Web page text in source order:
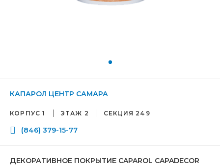
КАПАРОЛ ЦЕНТР САМАРА
КОРПУС 1 ЭТАЖ 2 СЕКЦИЯ 249
(846) 379-15-77
ДЕКОРАТИВНОЕ ПОКРЫТИЕ CAPAROL CAPADECOR